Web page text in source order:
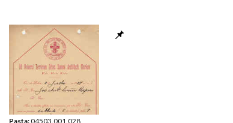
Pasta:04503.001.028